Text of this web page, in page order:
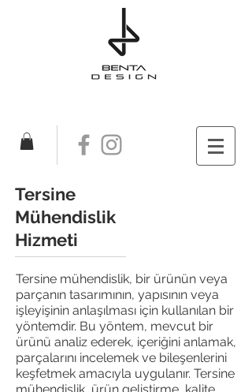
Tersine
Mühendislik
Hizmeti
Tersine mühendislik, bir ürünün veya
parçanın tasarımının, yapısının veya
işleyişinin anlaşılması için kullanılan bir
yöntemdir. Bu yöntem, mevcut bir
ürünü analiz ederek, içeriğini anlamak,
parçalarını incelemek ve bileşenlerini
keşfetmek amacıyla uygulanır. Tersine
mühendislik, ürün geliştirme, kalite